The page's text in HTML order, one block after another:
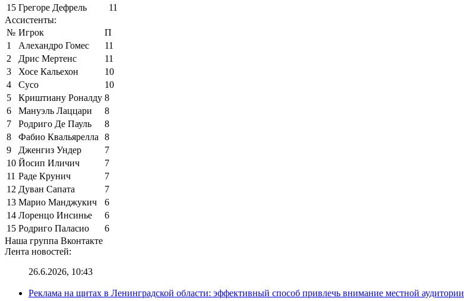
15 Грегоре Дефрель
11
Ассистенты:
№ Игрок
П
1
Алехандро Гомес
11
2
Дрис Мертенс
11
3
Хосе Кальехон
10
4
Сусо
10
5
Криштиану Роналду 8
6
Мануэль Лаццари
8
7
Родриго Де Пауль
8
8
Фабио Квальярелла
8
9
Дженгиз Ундер
7
10 Йосип Иличич
7
11 Раде Крунич
7
12 Дуван Сапата
7
13 Марио Манджукич
6
14 Лоренцо Инсинье
6
15 Родриго Паласио
6
Наша группа Вконтакте
Лента новостей:
26.6.2026, 10:43
Реклама на щитах в Ленинградской области: эффективный способ привлечь внимание местной аудитории